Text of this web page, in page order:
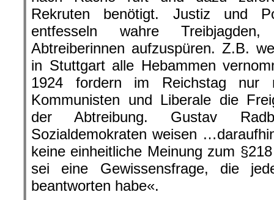
Rekruten benötigt. Justiz und
entfesseln wahre
Abtreiberinnen aufzuspüren. Z.B.
in Stuttgart alle Hebammen
1924 fordern im Reichstag nur
Kommunisten und Liberale die
der Abtreibung. Gustav
Sozialdemokraten weisen
keine einheitliche Meinung zum
sei eine Gewissensfrage, die
beantworten habe«.